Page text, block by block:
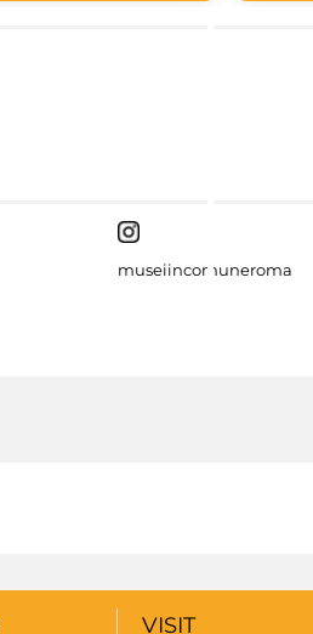
museiincomuneroma
VISIT